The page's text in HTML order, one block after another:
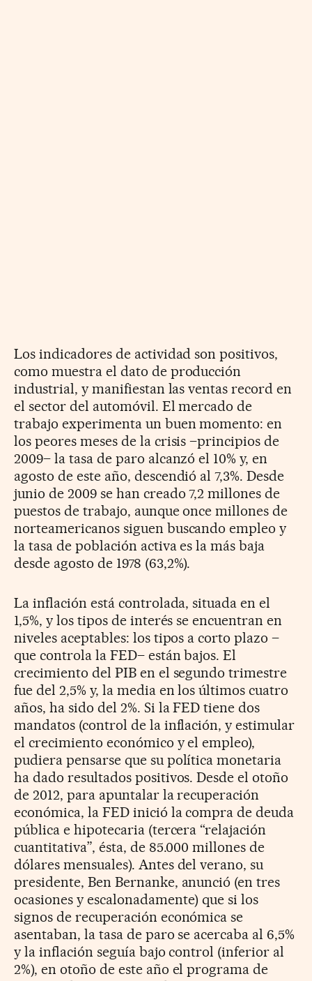
Los indicadores de actividad son positivos,
como muestra el dato de producción
industrial, y manifiestan las ventas record en
el sector del automóvil. El mercado de
trabajo experimenta un buen momento: en
los peores meses de la crisis –principios de
2009– la tasa de paro alcanzó el 10% y, en
agosto de este año, descendió al 7,3%. Desde
junio de 2009 se han creado 7,2 millones de
puestos de trabajo, aunque once millones de
norteamericanos siguen buscando empleo y
la tasa de población activa es la más baja
desde agosto de 1978 (63,2%).
La inflación está controlada, situada en el
1,5%, y los tipos de interés se encuentran en
niveles aceptables: los tipos a corto plazo –
que controla la FED– están bajos. El
crecimiento del PIB en el segundo trimestre
fue del 2,5% y, la media en los últimos cuatro
años, ha sido del 2%. Si la FED tiene dos
mandatos (control de la inflación, y estimular
el crecimiento económico y el empleo),
pudiera pensarse que su política monetaria
ha dado resultados positivos. Desde el otoño
de 2012, para apuntalar la recuperación
económica, la FED inició la compra de deuda
pública e hipotecaria (tercera “relajación
cuantitativa”, ésta, de 85.000 millones de
dólares mensuales). Antes del verano, su
presidente, Ben Bernanke, anunció (en tres
ocasiones y escalonadamente) que si los
signos de recuperación económica se
asentaban, la tasa de paro se acercaba al 6,5%
y la inflación seguía bajo control (inferior al
2%), en otoño de este año el programa de